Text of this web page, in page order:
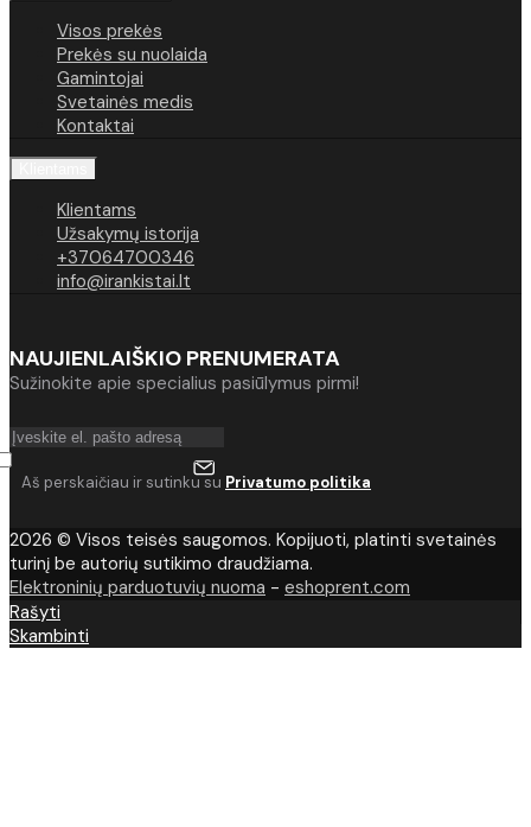
Visos prekės
Prekės su nuolaida
Gamintojai
Svetainės medis
Kontaktai
Klientams
Užsakymų istorija
+37064700346
info@irankistai.lt
NAUJIENLAIŠKIO PRENUMERATA
Sužinokite apie specialius pasiūlymus pirmi!
Aš perskaičiau ir sutinku su Privatumo politika
2026 © Visos teisės saugomos. Kopijuoti, platinti svetainės
turinį be autorių sutikimo draudžiama.
Elektroninių parduotuvių nuoma - eshoprent.com
Rašyti
Skambinti